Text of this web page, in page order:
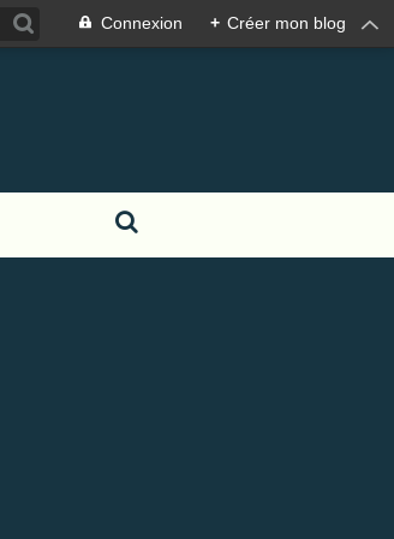
Connexion + Créer mon blog